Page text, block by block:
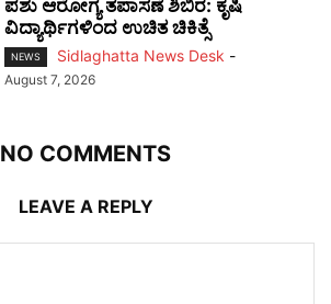
ಪಶು ಆರೋಗ್ಯ ತಪಾಸಣೆ ಶಿಬಿರ: ಕೃಷಿ
ವಿದ್ಯಾರ್ಥಿಗಳಿಂದ ಉಚಿತ ಚಿಕಿತ್ಸೆ
NEWS Sidlaghatta News Desk -
August 7, 2026
NO COMMENTS
LEAVE A REPLY